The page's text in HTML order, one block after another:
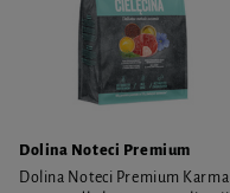
Dolina Noteci Premium
Dolina Noteci Premium Karma